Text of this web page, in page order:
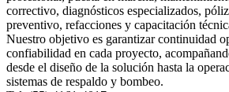
correctivo, diagnósticos especializados,
preventivo, refacciones y capacitación
Nuestro objetivo es garantizar continuidad
confiabilidad en cada proyecto,
desde el diseño de la solución hasta la
sistemas de respaldo y bombeo.